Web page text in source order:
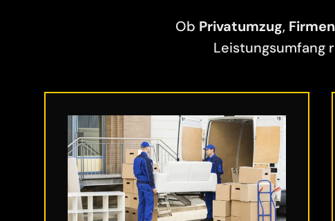
Ob Privatumzug,
Leistungsumfang